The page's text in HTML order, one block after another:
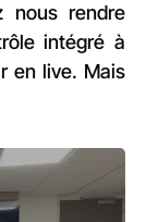
nous rendre
intégré à
en live. Mais